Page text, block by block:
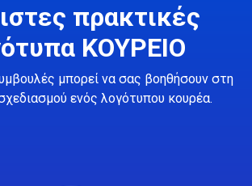
πρακτικές
ΚΟΥΡΕΙΟ
μπορεί να σας βοηθήσουν στη
ενός λογότυπου κουρέα.